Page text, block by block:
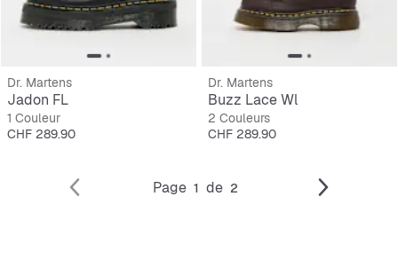
Dr. Martens
Jadon FL
1 Couleur
Prix
CHF 289.90
Dr. Martens
Buzz Lace Wl
2 Couleurs
Prix
CHF 289.90
Page 1 de 2